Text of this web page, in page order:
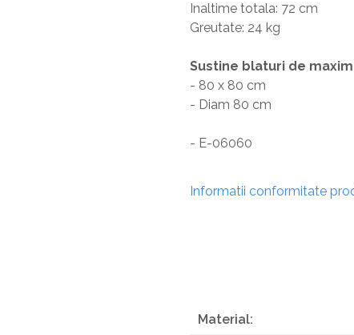
Inaltime totala: 72 cm
Greutate: 24 kg
Sustine blaturi de maxim
- 80 x 80 cm
- Diam 80 cm
- E-06060
Informatii conformitate
Material: